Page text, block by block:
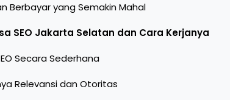
Berbayar yang Semakin Mahal
SEO Jakarta Selatan dan Cara Kerjanya
Secara Sederhana
Relevansi dan Otoritas